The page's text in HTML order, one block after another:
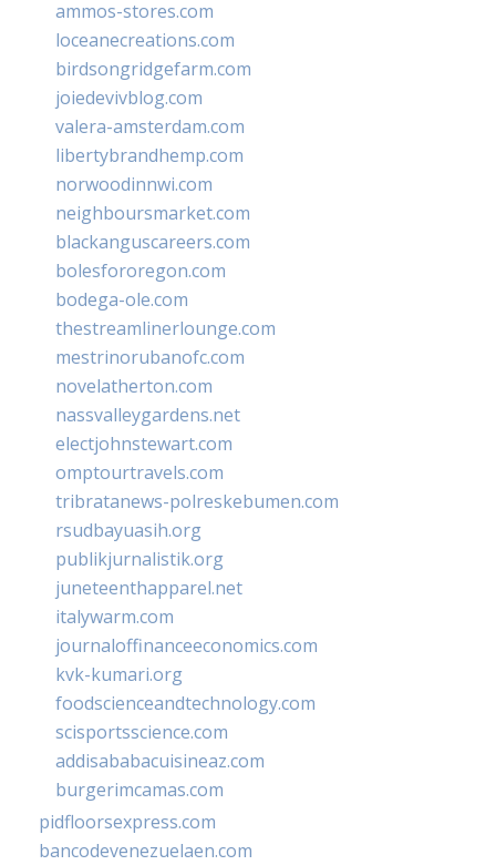
ammos-stores.com
loceanecreations.com
birdsongridgefarm.com
joiedevivblog.com
valera-amsterdam.com
libertybrandhemp.com
norwoodinnwi.com
neighboursmarket.com
blackanguscareers.com
bolesfororegon.com
bodega-ole.com
thestreamlinerlounge.com
mestrinorubanofc.com
novelatherton.com
nassvalleygardens.net
electjohnstewart.com
omptourtravels.com
tribratanews-polreskebumen.com
rsudbayuasih.org
publikjurnalistik.org
juneteenthapparel.net
italywarm.com
journaloffinanceeconomics.com
kvk-kumari.org
foodscienceandtechnology.com
scisportsscience.com
addisababacuisineaz.com
burgerimcamas.com
pidfloorsexpress.com
bancodevenezuelaen.com